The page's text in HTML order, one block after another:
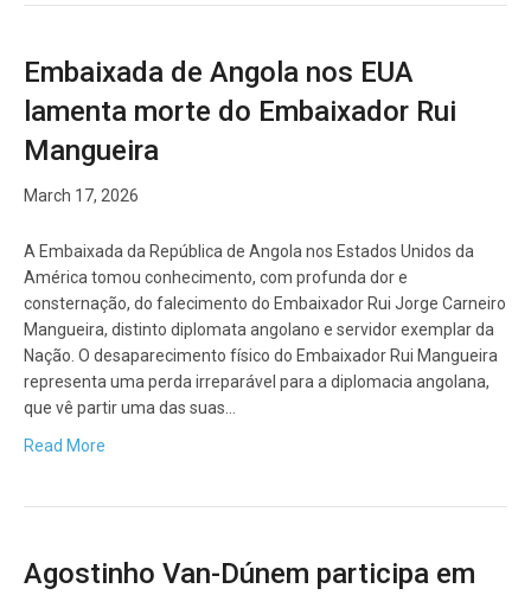
Embaixada de Angola nos EUA
lamenta morte do Embaixador Rui
Mangueira
March 17, 2026
A Embaixada da República de Angola nos Estados Unidos da
América tomou conhecimento, com profunda dor e
consternação, do falecimento do Embaixador Rui Jorge Carneiro
Mangueira, distinto diplomata angolano e servidor exemplar da
Nação. O desaparecimento físico do Embaixador Rui Mangueira
representa uma perda irreparável para a diplomacia angolana,
que vê partir uma das suas…
Read More
Agostinho Van-Dúnem participa em